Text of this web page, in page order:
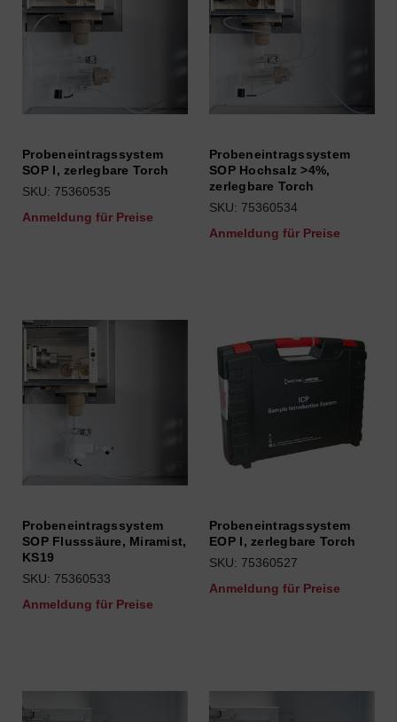
Probeneintragssystem
SOP l, zerlegbare Torch
SKU: 75360535
Anmeldung für Preise
Probeneintragssystem
SOP Hochsalz >4%,
zerlegbare Torch
SKU: 75360534
Anmeldung für Preise
Probeneintragssystem
SOP Flusssäure, Miramist,
KS19
SKU: 75360533
Anmeldung für Preise
Probeneintragssystem
EOP l, zerlegbare Torch
SKU: 75360527
Anmeldung für Preise